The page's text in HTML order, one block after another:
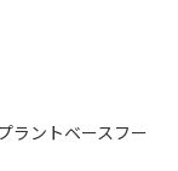
ラントベースフー